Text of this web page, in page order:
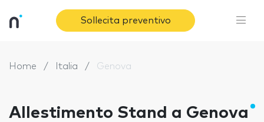
Sollecita preventivo
Home Italia Genova
Allestimento Stand a Genova